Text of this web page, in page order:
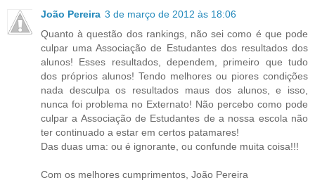
João Pereira 3 de março de 2012 às 18:06
Quanto à questão dos rankings, não sei como é que pode
culpar uma Associação de Estudantes dos resultados dos
alunos! Esses resultados, dependem, primeiro que tudo
dos próprios alunos! Tendo melhores ou piores condições
nada desculpa os resultados maus dos alunos, e isso,
nunca foi problema no Externato! Não percebo como pode
culpar a Associação de Estudantes de a nossa escola não
ter continuado a estar em certos patamares!
Das duas uma: ou é ignorante, ou confunde muita coisa!!!
Com os melhores cumprimentos, João Pereira